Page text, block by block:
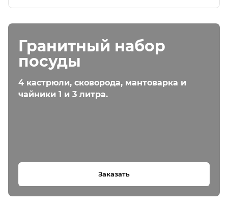
Гранитный набор
посуды
4 кастрюли, сковорода, мантоварка и
чайники 1 и 3 литра.
Заказать